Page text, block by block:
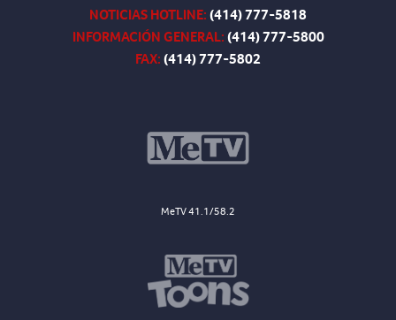
NOTICIAS HOTLINE:(414) 777-5818
INFORMACIÓN GENERAL:(414) 777-5800
FAX:(414) 777-5802
MeTV 41.1/58.2